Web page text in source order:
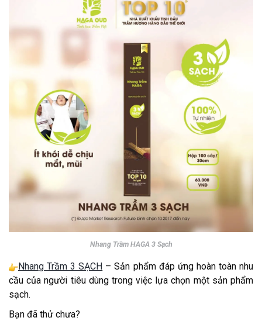
Nhang Trầm HAGA 3 Sạch
Nhang Trầm 3 SẠCH – Sản phẩm đáp ứng hoàn toàn nhu
cầu của người tiêu dùng trong việc lựa chọn một sản phẩm
sạch.
Bạn đã thử chưa?